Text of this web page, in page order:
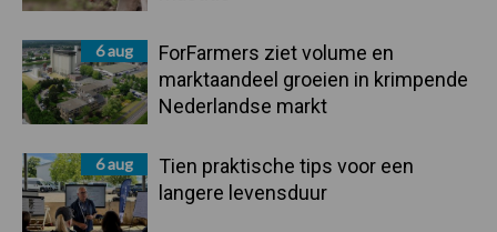
6 aug
ForFarmers ziet volume en
marktaandeel groeien in krimpende
Nederlandse markt
6 aug
Tien praktische tips voor een
langere levensduur